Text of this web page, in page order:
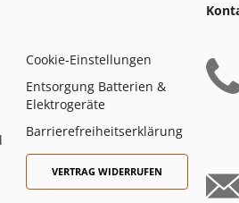
Cookie-Einstellungen
Entsorgung Batterien &
Elektrogeräte
Barrierefreiheitserklärung
VERTRAG WIDERRUFEN